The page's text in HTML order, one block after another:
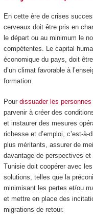
En cette ère de crises
cerveaux doit être pris en
le départ ou au minimum le
compétentes. Le capital
économique du pays, doit
d’un climat favorable à
formation.
Pour dissuader les
parvenir à créer des
et instaurer des mesures
richesse et d’emploi, c’est-
plus méritants, assurer de
davantage de perspectives
Tunisie doit coopérer avec
solutions, telles que la
minimisant les pertes et/ou
et mettre en place des
migrations de retour.